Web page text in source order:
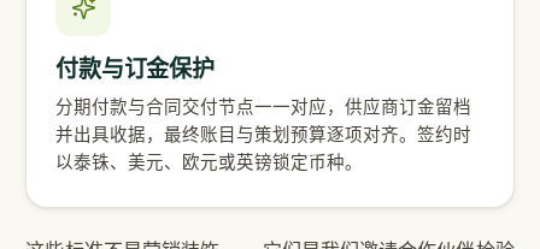
付款与订金保护
分期付款与合同交付节点一一对应，供应商订金留档
并出具收据，最终账目与策划预算逐项对齐。签约时
以泰铢、美元、欧元或英镑锁定币种。